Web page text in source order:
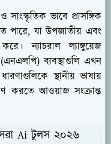
সাংস্কৃতিক ভাবে প্রাসঙ্গিক
পারে, যা উপজাতীয় এবং
ন্যাচরাল ল্যাঙ্গুয়েজ
(এনএলপি) ব্যবস্থাগুলি এখন
স্থানীয় ভাষায়
করতে আওয়াজ সংক্রান্ত
সেরা Ai টুলস ২০২৬